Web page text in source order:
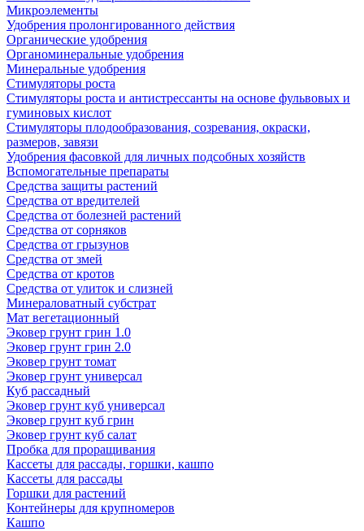
Микроэлементы
Удобрения пролонгированного действия
Органические удобрения
Органоминеральные удобрения
Минеральные удобрения
Стимуляторы роста
Стимуляторы роста и антистрессанты на основе фульвовых и
гуминовых кислот
Стимуляторы плодообразования, созревания, окраски,
размеров, завязи
Удобрения фасовкой для личных подсобных хозяйств
Вспомогательные препараты
Средства защиты растений
Средства от вредителей
Средства от болезней растений
Средства от сорняков
Средства от грызунов
Средства от змей
Средства от кротов
Средства от улиток и слизней
Минераловатный субстрат
Мат вегетационный
Эковер грунт грин 1.0
Эковер грунт грин 2.0
Эковер грунт томат
Эковер грунт универсал
Куб рассадный
Эковер грунт куб универсал
Эковер грунт куб грин
Эковер грунт куб салат
Пробка для проращивания
Кассеты для рассады, горшки, кашпо
Кассеты для рассады
Горшки для растений
Контейнеры для крупномеров
Кашпо